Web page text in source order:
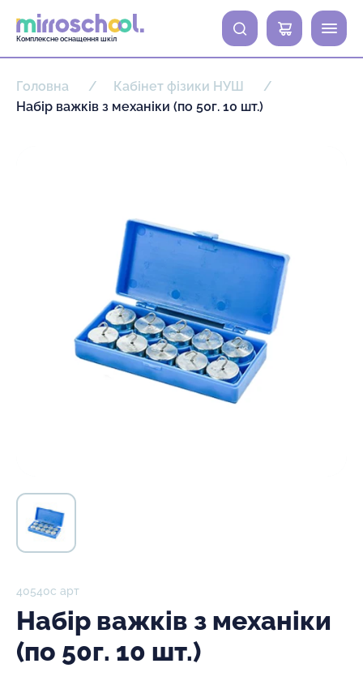
Комплексне оснащення шкіл
0
Головна
Кабінет фізики НУШ
Набір важків з механіки (по 50г. 10 шт.)
40540с арт
Набір важків з механіки
(по 50г. 10 шт.)